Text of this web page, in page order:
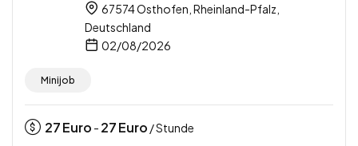
67574 Osthofen, Rheinland-Pfalz,
Deutschland
02/08/2026
Minijob
27Euro - 27Euro / Stunde